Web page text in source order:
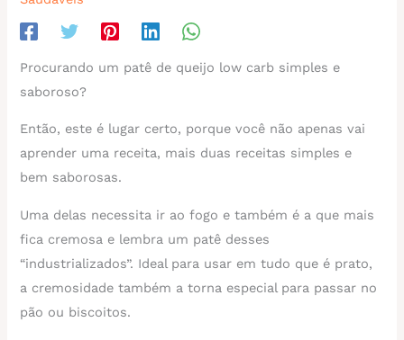
Procurando um patê de queijo low carb simples e
saboroso?
Então, este é lugar certo, porque você não apenas vai
aprender uma receita, mais duas receitas simples e
bem saborosas.
Uma delas necessita ir ao fogo e também é a que mais
fica cremosa e lembra um patê desses
“industrializados”. Ideal para usar em tudo que é prato,
a cremosidade também a torna especial para passar no
pão ou biscoitos.